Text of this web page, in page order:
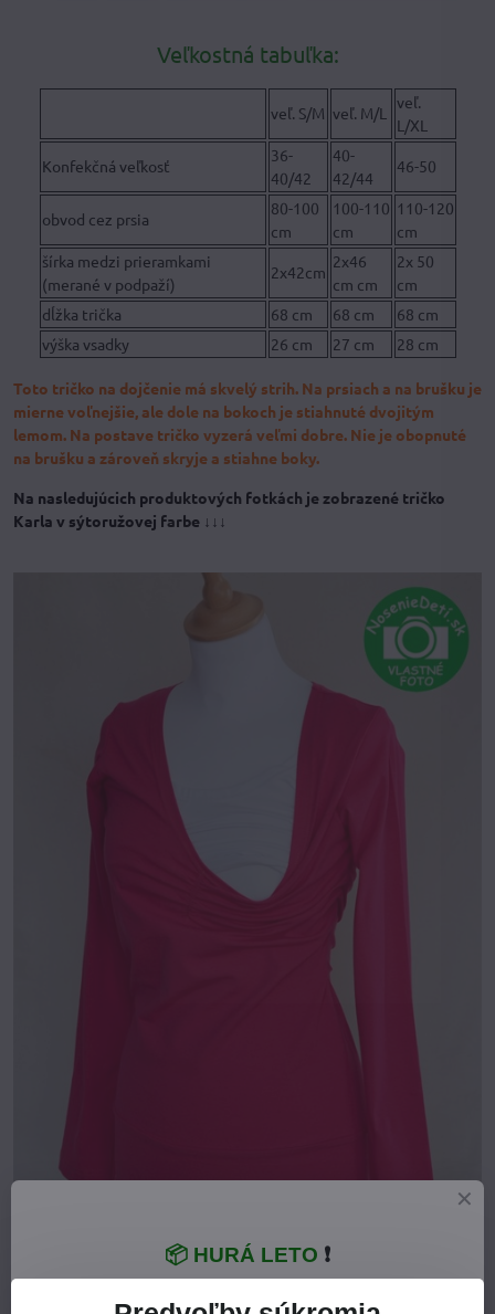
Veľkostná tabuľka:
veľ. S/M veľ. M/L
veľ.
L/XL
Konfekčná veľkosť
36-
40/42
40-
42/44
46-50
obvod cez prsia
80-100
cm
100-110
cm
110-120
cm
šírka medzi prieramkami
(merané v podpaží)
2x42cm
2x46
cm cm
2x 50
cm
dĺžka trička
68 cm 68 cm
68 cm
výška vsadky
26 cm 27 cm 28 cm
Toto tričko na dojčenie má skvelý strih. Na prsiach a na brušku je
mierne voľnejšie, ale dole na bokoch je stiahnuté dvojitým
lemom. Na postave tričko vyzerá veľmi dobre. Nie je obopnuté
na brušku a zároveň skryje a stiahne boky.
Na nasledujúcich produktových fotkách je zobrazené tričko
Karla v sýtoružovej farbe ↓↓↓
📦 HURÁ LETO ❗